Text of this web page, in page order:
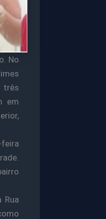
No
três
em
Rua